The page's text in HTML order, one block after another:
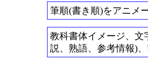
筆順(書き順)をアニメ
教科書体イメージ、文
説、熟語、参考情報)